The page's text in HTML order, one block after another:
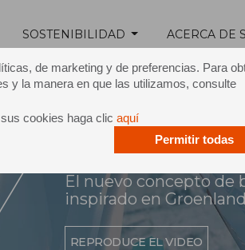
de marketing y de preferencias. Para
y la manera en que las utilizamos, consulte
cookies haga clic aquí
Permitir todas
SOSTENIBILIDAD ACERCA DE
El nuevo concepto de
inspirado en
REPRODUCE EL VIDEO